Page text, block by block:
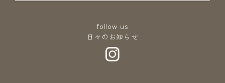
follow us
日々のお知らせ